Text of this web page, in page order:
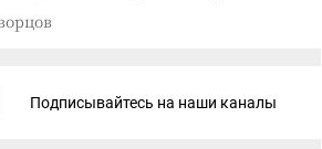
Подписывайтесь на наши каналы